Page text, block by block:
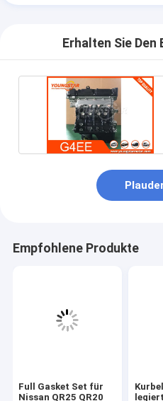
Erhalten Sie
Empfohlene Produkte
Full Gasket Set für
Nissan QR25 QR20